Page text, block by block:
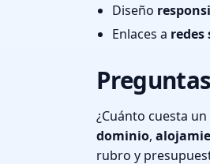
Diseño
Enlaces a redes
¿Cuánto cuesta un
dominio,
rubro y